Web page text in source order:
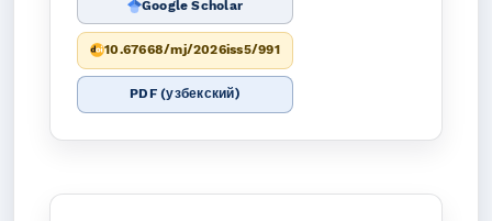
Google Scholar
10.67668/mj/2026iss5/991
PDF (узбекский)